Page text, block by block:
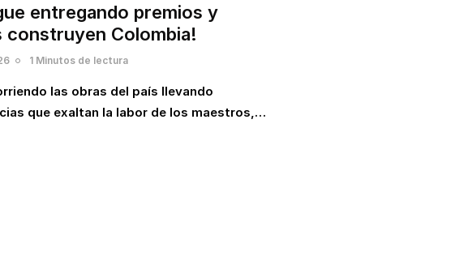
entregando premios y
Colombia!
1 Minutos de lectura
las obras del país llevando
que exaltan la labor de los maestros,…